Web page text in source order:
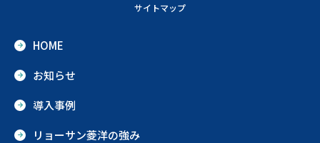
サイトマップ
HOME
お知らせ
導入事例
リョーサン菱洋の強み